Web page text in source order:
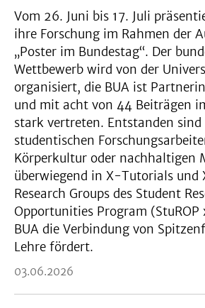
Vom 26. Juni bis 17. Juli
ihre Forschung im Rahmen der
„Poster im Bundestag“. Der
Wettbewerb wird von der
organisiert, die BUA ist
und mit acht von 44 Beiträgen
stark vertreten. Entstanden sind
studentischen
Körperkultur oder nachhaltigen
überwiegend in X-Tutorials und
Research Groups des Student
Opportunities Program
BUA die Verbindung von
Lehre fördert.
03.06.2026